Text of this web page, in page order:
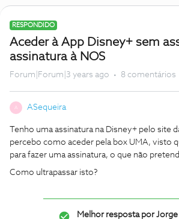
RESPONDIDO
Aceder à App Disney+ sem
assinatura à NOS
Forum|Forum|3 years ago 8 comentários
A ASequeira
Tenho uma assinatura na Disney+ pelo site
percebo como aceder pela box UMA, visto
para fazer uma assinatura, o que não
Como ultrapassar isto?
Melhor resposta porJorge